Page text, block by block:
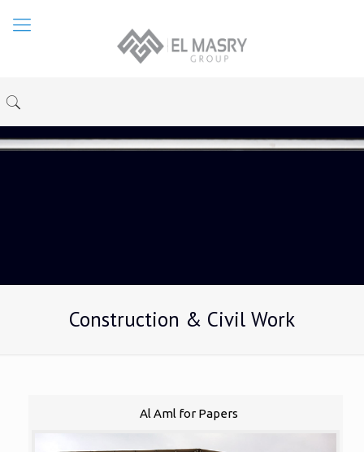
Construction & Civil Work
Al Aml for Papers